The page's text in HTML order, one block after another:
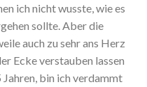
ich nicht wusste, wie es
sollte. Aber die
auch zu sehr ans Herz
Ecke verstauben lassen
bin ich verdammt